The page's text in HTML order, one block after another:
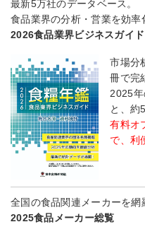
最新5万社のデータベース。
食品業界の分析・営業を効率
2026食品業界ビジネスガイド
市場分
冊で完
2025年
と、約
有料オ
で、利
全国の食品関連メーカーを
2025食品メーカー総覧